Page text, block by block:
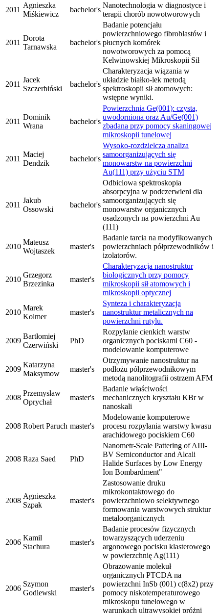
2011
Agnieszka
Miśkiewicz
bachelor's
Nanotechnologia w diagnostyce i
terapii chorób nowotworowych
2011
Dorota
Tarnawska
bachelor's
Badanie potencjału
powierzchniowego fibroblastów i
płucnych komórek
nowotworowych za pomocą
Kelwinowskiej Mikroskopii Sił
2011
Jacek
Szczerbiński
bachelor's
Charakteryzacja wiązania w
układzie białko-lek metodą
spektroskopii sił atomowych:
wstępne wyniki.
2011
Dominik
Wrana
bachelor's
Powierzchnia Ge(001): czysta,
uwodorniona oraz Au/Ge(001)
zbadana przy pomocy skaningowej
mikroskopii tunelowej
2011
Maciej
Dendzik
bachelor's
Wysoko-rozdzielcza analiza
samoorganizujących się
monowarstw na powierzchni
Au(111) przy użyciu STM
2011
Jakub
Ossowski
bachelor's
Odbiciowa spektroskopia
absorpcyjna w podczerwieni dla
samoorganizujących się
monowarstw organicznych
osadzonych na powierzchni Au
(111)
2010
Mateusz
Wojtaszek
master's
Badanie tarcia na modyfikowanych
powierzchniach półprzewodników i
izolatorów.
2010
Grzegorz
Brzezinka
master's
Charakteryzacja nanostruktur
biologicznych przy pomocy
mikroskopii sił atomowych i
mikroskopii optycznej
2010
Marek
Kolmer
master's
Synteza i charakteryzacja
nanostruktur metalicznych na
powierzchni rutylu.
2009
Bartłomiej
Czerwiński
PhD
Rozpylanie cienkich warstw
organicznych pociskami C60 -
modelowanie komputerowe
2009
Katarzyna
Maksymow
master's
Otrzymywanie nanostruktur na
podłożu półprzewodnikowym
metodą nanolitografii ostrzem AFM
2008
Przemysław
Oprychał
master's
Badanie właściwości
mechanicznych kryształu KBr w
nanoskali
2008 Robert Paruch master's
Modelowanie komputerowe
procesu rozpylania warstwy kwasu
arachidowego pociskiem C60
2008 Raza Saed PhD
Nanometr-Scale Pattering of AIII-
BV Semiconductor and Alcali
Halide Surfaces by Low Energy
Ion Bombardment"
2008
Agnieszka
Szpak
master's
Zastosowanie druku
mikrokontaktowego do
powierzchniowo selektywnego
formowania warstwowych struktur
metaloorganicznych
2006
Kamil
Stachura
master's
Badanie procesów fizycznych
towarzyszących uderzeniu
argonowego pocisku klasterowego
w powierzchnię Ag(111)
2006
Szymon
Godlewski
master's
Obrazowanie molekuł
organicznych PTCDA na
powierzchni InSb (001) c(8x2) przy
pomocy niskotemperaturowego
mikroskopu tunelowego w
warunkach ultrawysokiej próżni